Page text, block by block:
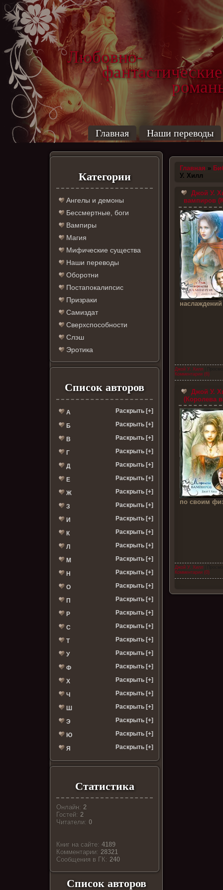
Любовно-
фантастические
Главная Наши переводы
Категории
Ангелы и демоны
Бессмертные, боги
Вампиры
Магия
Мифические существа
Наши переводы
Оборотни
Постапокалипсис
Призраки
Самиздат
Сверхспособности
Слэш
Эротика
Список авторов
А Раскрыть [+]
Б Раскрыть [+]
В Раскрыть [+]
Г Раскрыть [+]
Д Раскрыть [+]
Е Раскрыть [+]
Ж Раскрыть [+]
З Раскрыть [+]
И Раскрыть [+]
К Раскрыть [+]
Л Раскрыть [+]
М Раскрыть [+]
Н Раскрыть [+]
О Раскрыть [+]
П Раскрыть [+]
Р Раскрыть [+]
С Раскрыть [+]
Т Раскрыть [+]
У Раскрыть [+]
Ф Раскрыть [+]
Х Раскрыть [+]
Ч Раскрыть [+]
Ш Раскрыть [+]
Э Раскрыть [+]
Ю Раскрыть [+]
Я Раскрыть [+]
Статистика
Онлайн:2
Гостей:2
Читатели:0
Книг на сайте:4189
Комментарии:28321
Cообщения в ГК:240
Список авторов
Главная »
У. Хилл
Джой У.
вампиров
Джой У. Хилл
Комментарии (6)
Джой У.
(Королева
по своим
Джой У. Хилл
Комментарии (0)